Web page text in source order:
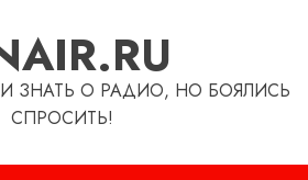
ЗНАТЬ О РАДИО, НО БОЯЛИСЬ
СПРОСИТЬ!